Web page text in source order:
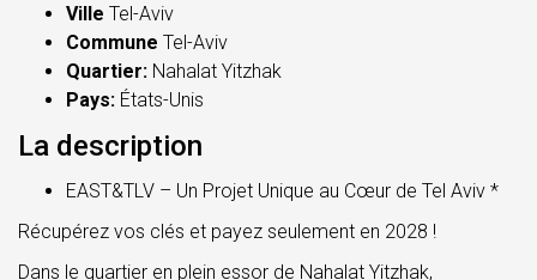
Ville Tel-Aviv
Commune Tel-Aviv
Quartier: Nahalat Yitzhak
Pays: États-Unis
La description
EAST&TLV – Un Projet Unique au Cœur de Tel Aviv *
Récupérez vos clés et payez seulement en 2028 !
Dans le quartier en plein essor de Nahalat Yitzhak,